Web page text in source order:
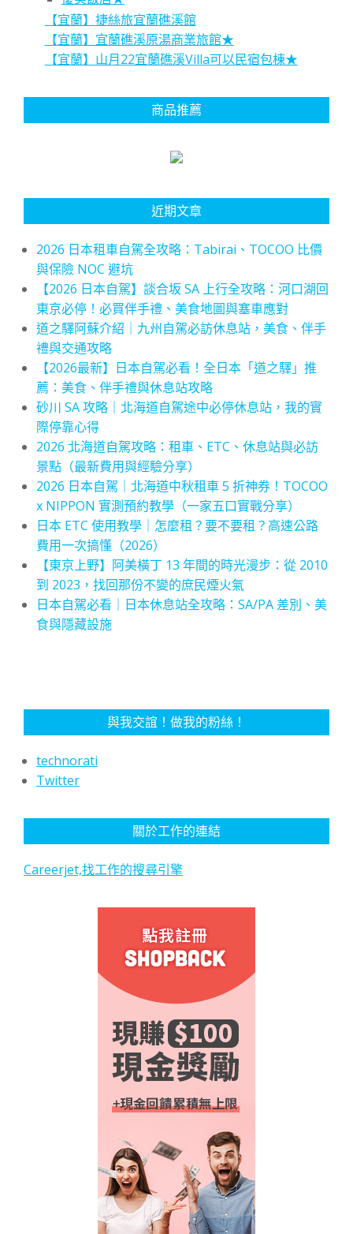
【宜蘭】捷絲旅宜蘭礁溪館
【宜蘭】宜蘭礁溪原湯商業旅館★
【宜蘭】山月22宜蘭礁溪Villa可以民宿包棟★
商品推薦
近期文章
2026 日本租車自駕全攻略：Tabirai、TOCOO 比價
與保險 NOC 避坑
【2026 日本自駕】談合坂 SA 上行全攻略：河口湖回
東京必停！必買伴手禮、美食地圖與塞車應對
道之驛阿蘇介紹｜九州自駕必訪休息站，美食、伴手
禮與交通攻略
【2026最新】日本自駕必看！全日本「道之驛」推
薦：美食、伴手禮與休息站攻略
砂川 SA 攻略｜北海道自駕途中必停休息站，我的實
際停靠心得
2026 北海道自駕攻略：租車、ETC、休息站與必訪
景點（最新費用與經驗分享）
2026 日本自駕｜北海道中秋租車 5 折神券！TOCOO
x NIPPON 實測預約教學（一家五口實戰分享）
日本 ETC 使用教學｜怎麼租？要不要租？高速公路
費用一次搞懂（2026）
【東京上野】阿美橫丁 13 年間的時光漫步：從 2010
到 2023，找回那份不變的庶民煙火氣
日本自駕必看｜日本休息站全攻略：SA/PA 差別、美
食與隱藏設施
與我交誼！做我的粉絲！
technorati
Twitter
關於工作的連結
Careerjet,找工作的搜尋引擎